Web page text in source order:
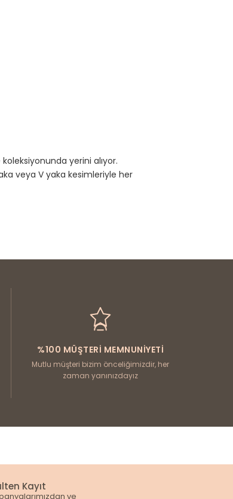
yerini alıyor.
veya V yaka kesimleriyle her
görünümler yaratabilirsiniz.
%100 MÜŞTERI MEMNUNIYETI
Mutlu müşteri bizim önceliğimizdir, her
zaman yanınızdayız
Kayıt
ve